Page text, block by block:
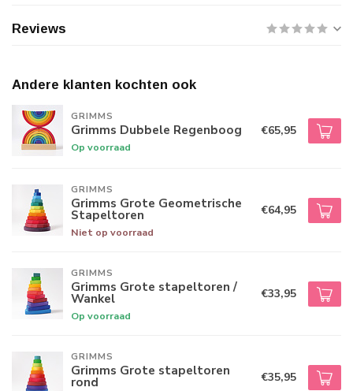
Reviews
Andere klanten kochten ook
GRIMMS
Grimms Dubbele Regenboog
Op voorraad
€65,95
GRIMMS
Grimms Grote Geometrische
Stapeltoren
Niet op voorraad
€64,95
GRIMMS
Grimms Grote stapeltoren /
Wankel
Op voorraad
€33,95
GRIMMS
Grimms Grote stapeltoren
rond €35,95